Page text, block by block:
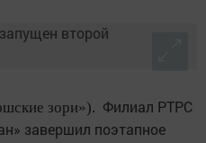
зори»). Филиал РТРС
завершил поэтапное